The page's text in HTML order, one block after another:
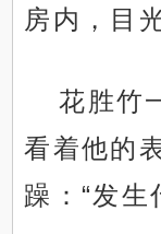
房内，目
花胜竹
看着他的
躁：“发生